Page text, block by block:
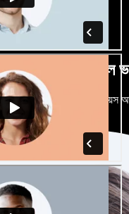
উচ্চারণে বিশাল
শোনাতে দিন। শত শত AI ভয়েস